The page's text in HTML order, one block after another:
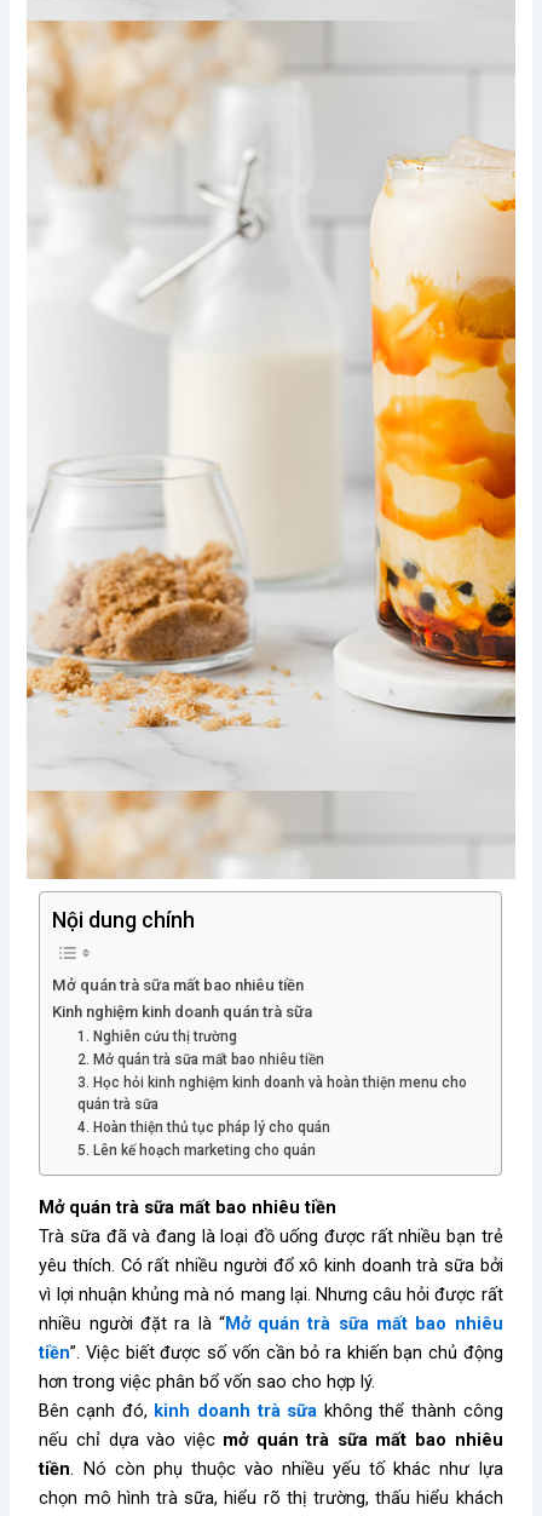
Nội dung chính
Mở quán trà sữa mất bao nhiêu tiền
Kinh nghiệm kinh doanh quán trà sữa
1. Nghiên cứu thị trường
2. Mở quán trà sữa mất bao nhiêu tiền
3. Học hỏi kinh nghiệm kinh doanh và hoàn thiện menu cho
quán trà sữa
4. Hoàn thiện thủ tục pháp lý cho quán
5. Lên kế hoạch marketing cho quán
Mở quán trà sữa mất bao nhiêu tiền
Trà sữa đã và đang là loại đồ uống được rất nhiều bạn trẻ
yêu thích. Có rất nhiều người đổ xô kinh doanh trà sữa bởi
vì lợi nhuận khủng mà nó mang lại. Nhưng câu hỏi được rất
nhiều người đặt ra là “Mở quán trà sữa mất bao nhiêu
tiền”. Việc biết được số vốn cần bỏ ra khiến bạn chủ động
hơn trong việc phân bổ vốn sao cho hợp lý.
Bên cạnh đó, kinh doanh trà sữa không thể thành công
nếu chỉ dựa vào việc mở quán trà sữa mất bao nhiêu
tiền. Nó còn phụ thuộc vào nhiều yếu tố khác như lựa
chọn mô hình trà sữa, hiểu rõ thị trường, thấu hiểu khách